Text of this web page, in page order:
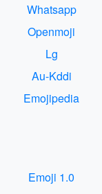
Whatsapp
Openmoji
Lg
Au-Kddi
Emojipedia
Emoji 1.0